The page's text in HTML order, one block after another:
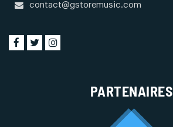
contact@gstoremusic.com
PARTENAIRES